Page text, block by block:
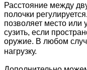
Расстояние между
полочки
позволяет место или
сузить, если
оружие. В любом
нагрузку.